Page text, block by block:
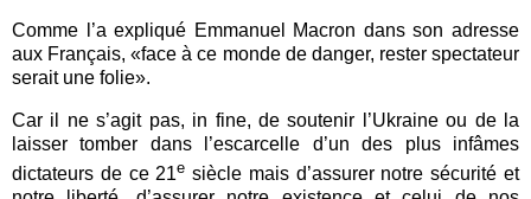
Comme l’a expliqué Emmanuel Macron dans son adresse
aux Français, «face à ce monde de danger, rester spectateur
serait une folie».
Car il ne s’agit pas, in fine, de soutenir l’Ukraine ou de la
laisser tomber dans l’escarcelle d’un des plus infâmes
dictateurs de ce 21e siècle mais d’assurer notre sécurité et